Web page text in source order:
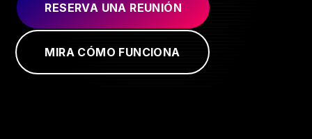
RESERVA UNA REUNIÓN
MIRA CÓMO FUNCIONA